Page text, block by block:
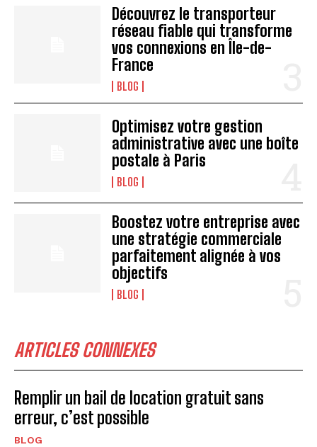
Découvrez le transporteur
réseau fiable qui transforme
vos connexions en Île-de-
France
BLOG
Optimisez votre gestion
administrative avec une boîte
postale à Paris
BLOG
Boostez votre entreprise avec
une stratégie commerciale
parfaitement alignée à vos
objectifs
BLOG
ARTICLES CONNEXES
Remplir un bail de location gratuit sans
erreur, c’est possible
BLOG